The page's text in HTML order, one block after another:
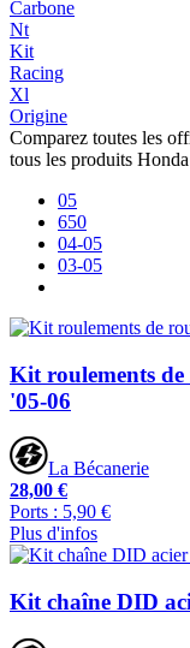
Carbone
Nt
Kit
Racing
Xl
Origine
Comparez toutes les
tous les produits
05
650
04-05
03-05
Kit roulements
'05-06
La Bécanerie
28,00 €
Ports : 5,90 €
Plus d'infos
Kit chaîne DID